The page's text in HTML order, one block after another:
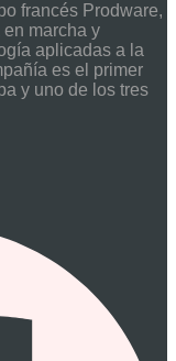
francés Prodware,
marcha y
aplicadas a la
es el primer
y uno de los tres